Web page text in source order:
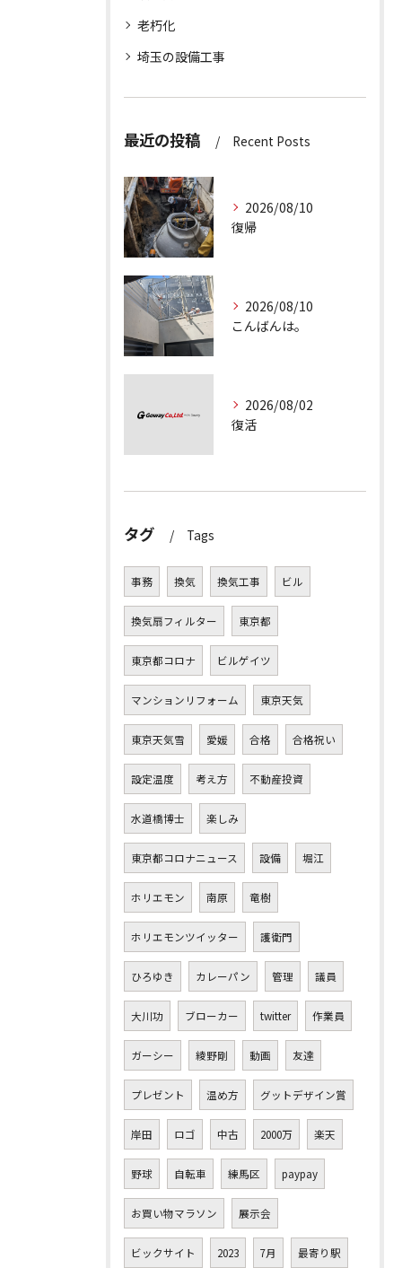
老朽化
埼玉の設備工事
最近の投稿 Recent Posts
2026/08/10
復帰
2026/08/10
こんばんは。
2026/08/02
復活
タグ Tags
事務 換気 換気工事 ビル
換気扇フィルター 東京都
東京都コロナ ビルゲイツ
マンションリフォーム 東京天気
東京天気雪 愛媛 合格 合格祝い
設定温度 考え方 不動産投資
水道橋博士 楽しみ
東京都コロナニュース 設備 堀江
ホリエモン 南原 竜樹
ホリエモンツイッター 護衛門
ひろゆき カレーパン 管理 議員
大川功 ブローカー twitter 作業員
ガーシー 綾野剛 動画 友達
プレゼント 温め方 グットデザイン賞
岸田 ロゴ 中古 2000万 楽天
野球 自転車 練馬区 paypay
お買い物マラソン 展示会
ビックサイト 2023 7月 最寄り駅